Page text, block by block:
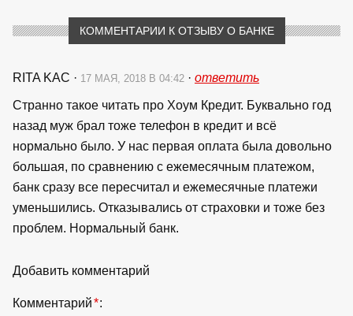
КОММЕНТАРИИ К ОТЗЫВУ О БАНКЕ
RITA KAC · 17 МАЯ, 2018 В 04:42 · ответить
Странно такое читать про Хоум Кредит. Буквально год
назад муж брал тоже телефон в кредит и всё
нормально было. У нас первая оплата была довольно
большая, по сравнению с ежемесячным платежом,
банк сразу все пересчитал и ежемесячные платежи
уменьшились. Отказывались от страховки и тоже без
проблем. Нормальный банк.
Добавить комментарий
Комментарий*: